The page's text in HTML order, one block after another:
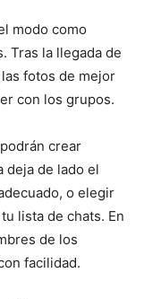
modo como
Tras la llegada de
fotos de mejor
con los grupos.
crear
deja de lado el
o elegir
lista de chats. En
de los
facilidad.